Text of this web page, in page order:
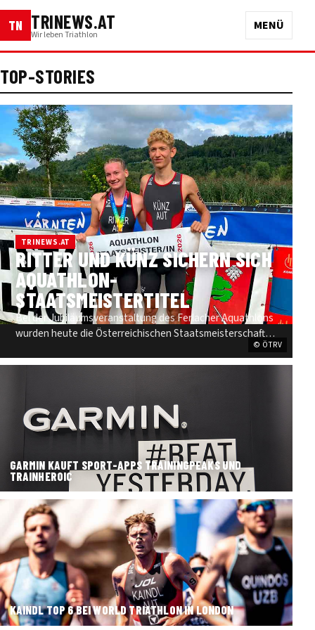
TN TRINEWS.AT
Wir leben Triathlon
MENÜ
TOP-STORIES
TRINEWS.AT
RITTER UND KÜNZ SICHERN SICH
AQUATHLON-
STAATSMEISTERTITEL
Bei der Jubiläumsveranstaltung des Ferlacher Aquathlons
wurden heute die Österreichischen Staatsmeisterschaften
© ÖTRV
GARMIN KAUFT SPORT-APPS TRAININGPEAKS UND
TRAINHEROIC
KAINDL TOP 6 BEI WORLD TRIATHLON IN LONDON